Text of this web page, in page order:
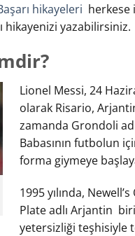
hikayeleri herkese
hikayenizi yazabilirsiniz.
Lionel Messi, 24
olarak Risario,
zamanda Grondoli
Babasının futbolun
forma giymeye
1995 yılında,
Plate adlı Arjantin
yetersizliği teşhisiyle